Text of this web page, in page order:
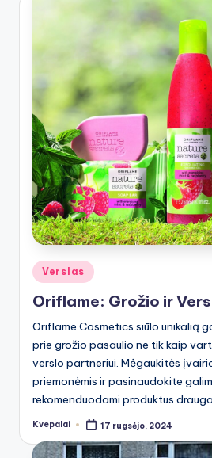
Posted
in
Verslas
Oriflame: Grožio ir
Oriflame Cosmetics siūlo unikalią
prie grožio pasaulio ne tik kaip
verslo partneriui. Mėgaukitės
priemonėmis ir pasinaudokite
rekomenduodami produktus
Posted
Kvepalai 17 rugsėjo, 2024